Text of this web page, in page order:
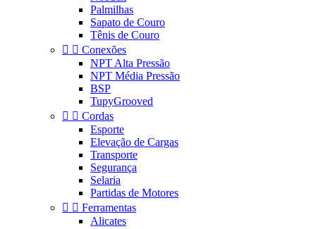
Palmilhas
Sapato de Couro
Tênis de Couro
  Conexões
NPT Alta Pressão
NPT Média Pressão
BSP
TupyGrooved
  Cordas
Esporte
Elevação de Cargas
Transporte
Segurança
Selaria
Partidas de Motores
  Ferramentas
Alicates